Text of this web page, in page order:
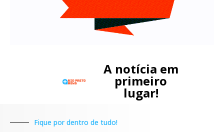
A notícia em
primeiro
lugar!
Fique por dentro de tudo!